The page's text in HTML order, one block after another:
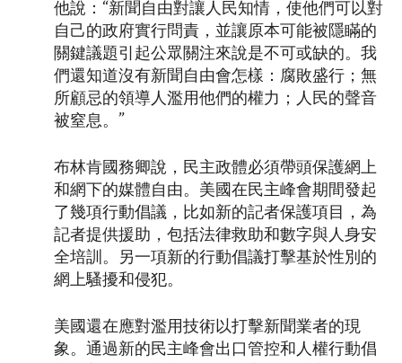
他說：“新聞自由對讓人民知情，使他們可以對
自己的政府實行問責，並讓原本可能被隱瞞的
關鍵議題引起公眾關注來說是不可或缺的。我
們還知道沒有新聞自由會怎樣：腐敗盛行；無
所顧忌的領導人濫用他們的權力；人民的聲音
被窒息。”
布林肯國務卿說，民主政體必須帶頭保護網上
和網下的媒體自由。美國在民主峰會期間發起
了幾項行動倡議，比如新的記者保護項目，為
記者提供援助，包括法律救助和數字與人身安
全培訓。另一項新的行動倡議打擊基於性別的
網上騷擾和侵犯。
美國還在應對濫用技術以打擊新聞業者的現
象。通過新的民主峰會出口管控和人權行動倡